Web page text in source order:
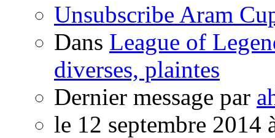
Unsubscribe Aram
Dans League of
diverses, plaintes
Dernier message par
le 12 septembre 2014